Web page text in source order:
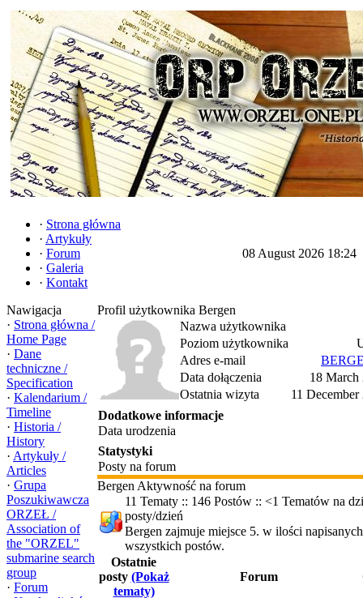
· Strona główna
· Artykuły
· Forum
· Galeria
· Kontakt
08 August 2026 18:24
Nawigacja
· Strona główna /
Home Page
· Dane
techniczne /
Specification
· Kalendarium /
Timeline
· Historia /
History
· Artykuły /
Articles
· Grupa
Poszukiwawcza
ORZEŁ /
Association of
the "ORZEL"
submarine search
group
· Forum
Profil użytkownika Bergen
Nazwa użytkownika
Poziom użytkownika
Adres e-mail
Data dołączenia
18 March
Ostatnia wizyta
11
Dodatkowe informacje
Data urodzenia
Statystyki
Posty na forum
Bergen Aktywność na forum
11 Tematy :: 146 Postów :: <1 Tematów na
posty/dzień
Bergen zajmuje miejsce 5. w ilości
wszystkich postów.
Ostatnie
posty (Pokaż
tematy)
Forum